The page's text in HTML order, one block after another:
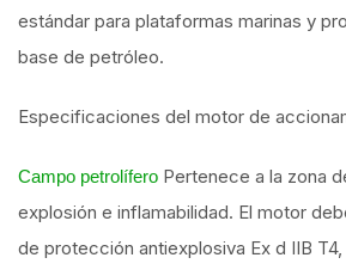
estándar para plataformas marinas y
base de petróleo.
Especificaciones del motor de
Campo petrolífero Pertenece a la zona
explosión e inflamabilidad. El motor
de protección antiexplosiva Ex d IIB